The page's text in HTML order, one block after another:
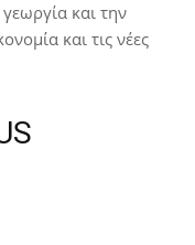
και την
και τις νέες